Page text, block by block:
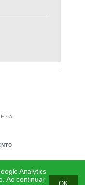
Analytics
Ao continuar
OK